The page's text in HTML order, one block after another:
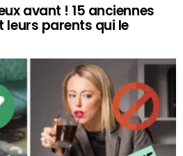
avant ! 15 anciennes
leurs parents qui le